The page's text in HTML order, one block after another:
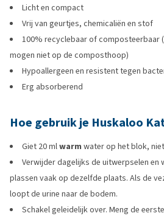
Licht en compact
Vrij van geurtjes, chemicaliën en stof
100% recyclebaar of composteerbaar (
mogen niet op de composthoop)
Hypoallergeen en resistent tegen
Erg absorberend
Hoe gebruik je Huskaloo
Giet 20 mlwarm water op het blok,
Verwijder dagelijks de uitwerpselen en
plassen vaak op dezelfde plaats. Als de
loopt de urine naar de bodem.
Schakel geleidelijk over. Meng de